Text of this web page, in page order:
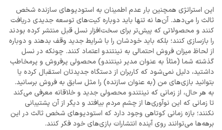
این استراتژی همچنین بار عدم اطمینان به استودیوهای سازنده شخص
ثالث را می‌دهد. آن‌ها نه تنها باید دوباره کیت‌های توسعه جدیدی دریافت
کنند و محصولاتی که پیش‌تر برای سخت‌افزار نسل قبل منتشر کرده بودند
را بازسازی کنند؛ بلکه باید خودشان را با شرایط جدید وقف بدهند و دوباره
از لحاظ میزان فروش احتمالی به نینتندو اعتماد کنند. چونکه در نسل
گذشته شما (مثلاً به عنوان مدیر نینتندو) محصولی پرفروش و پرمخاطب
داشتید، دلیل نمی‌شود که کاربران از دستگاه جدیدتان استقبال کرده یا
بتوانید بازی‌های من (به عنوان سازنده) را مثل سابق به فروش برسانید.
به هر حال، از زمانی که نینتندو محصولی جدید و خلاقانه معرفی می‌کند
تا زمانی که این نوآوری‌ها از چشم مردم بیافتد و دیگر از آن پشتیبانی
نکنند؛ بازه زمانی کوتاهی وجود دارد که استودیوهای شخص ثالث در این
برهه‌ها می‌توانند روی آینده انتشارات بازی‌های خود فکر کنند.